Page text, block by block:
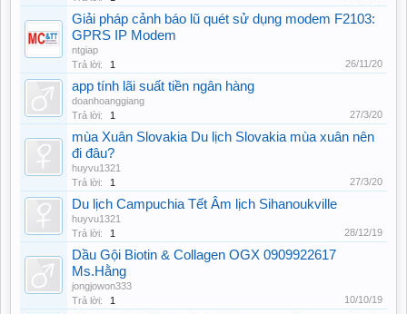
Giải pháp cảnh báo lũ quét sử dụng modem F2103:
GPRS IP Modem
ntgiap
Trả lời:
1 26/11/20
app tính lãi suất tiền ngân hàng
doanhoanggiang
Trả lời:
1 27/3/20
mùa Xuân Slovakia Du lịch Slovakia mùa xuân nên
đi đâu?
huyvu1321
Trả lời:
1 27/3/20
Du lịch Campuchia Tết Âm lịch Sihanoukville
huyvu1321
Trả lời:
1 28/12/19
Dầu Gội Biotin & Collagen OGX 0909922617
Ms.Hằng
jongjowon333
Trả lời:
1 10/10/19